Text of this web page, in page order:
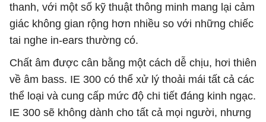
thanh, với một số kỹ thuật thông minh mang lại cảm
giác không gian rộng hơn nhiều so với những chiếc
tai nghe in-ears thường có.
Chất âm được cân bằng một cách dễ chịu, hơi thiên
về âm bass. IE 300 có thể xử lý thoải mái tất cả các
thể loại và cung cấp mức độ chi tiết đáng kinh ngạc.
IE 300 sẽ không dành cho tất cả mọi người, nhưng